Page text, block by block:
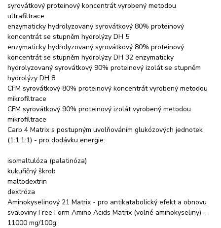
syrovátkový proteinový koncentrát vyrobený metodou
ultrafiltrace
enzymaticky hydrolyzovaný syrovátkový 80% proteinový
koncentrát se stupněm hydrolýzy DH 5
enzymaticky hydrolyzovaný syrovátkový 80% proteinový
koncentrát se stupněm hydrolýzy DH 32 enzymaticky
hydrolyzovaný syrovátkový 90% proteinový izolát se stupněm
hydrolýzy DH 8
CFM syrovátkový 80% proteinový koncentrát vyrobený metodou
mikrofiltrace
CFM syrovátkový 90% proteinový izolát vyrobený metodou
mikrofiltrace
Carb 4 Matrix s postupným uvolňováním glukózových jednotek
(1:1:1:1) - pro dodávku energie:
isomaltulóza (palatinóza)
kukuřičný škrob
maltodextrin
dextróza
Aminokyselinový 21 Matrix - pro antikatabolický efekt a obnovu
svaloviny Free Form Amino Acids Matrix (volné aminokyseliny) -
11000 mg/100g: